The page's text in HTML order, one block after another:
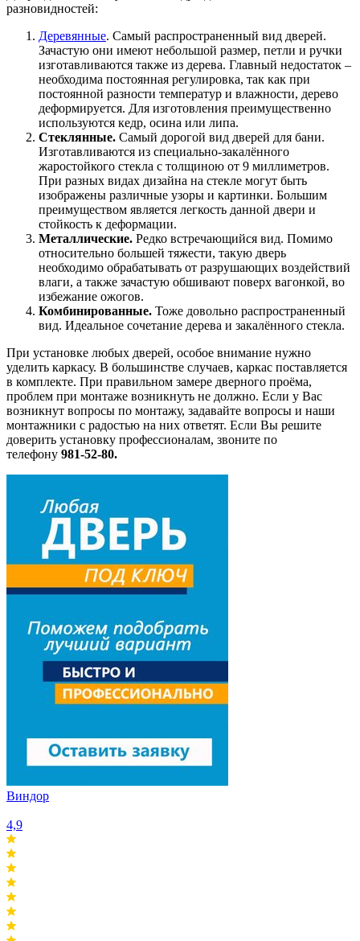
разновидностей:
Деревянные. Самый распространенный вид дверей.
Зачастую они имеют небольшой размер, петли и ручки
изготавливаются также из дерева. Главный недостаток –
необходима постоянная регулировка, так как при
постоянной разности температур и влажности, дерево
деформируется. Для изготовления преимущественно
используются кедр, осина или липа.
Стеклянные. Самый дорогой вид дверей для бани.
Изготавливаются из специально-закалённого
жаростойкого стекла с толщиною от 9 миллиметров.
При разных видах дизайна на стекле могут быть
изображены различные узоры и картинки. Большим
преимуществом является легкость данной двери и
стойкость к деформации.
Металлические. Редко встречающийся вид. Помимо
относительно большей тяжести, такую дверь
необходимо обрабатывать от разрушающих воздействий
влаги, а также зачастую обшивают поверх вагонкой, во
избежание ожогов.
Комбинированные. Тоже довольно распространенный
вид. Идеальное сочетание дерева и закалённого стекла.
При установке любых дверей, особое внимание нужно
уделить каркасу. В большинстве случаев, каркас поставляется
в комплекте. При правильном замере дверного проёма,
проблем при монтаже возникнуть не должно. Если у Вас
возникнут вопросы по монтажу, задавайте вопросы и наши
монтажники с радостью на них ответят. Если Вы решите
доверить установку профессионалам, звоните по
телефону 981-52-80.
Виндор
4,9